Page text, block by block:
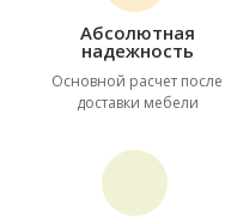
Абсолютная
надежность
Основной расчет после
доставки мебели